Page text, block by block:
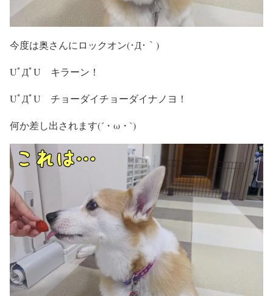
今度は奥さんにロックオン(･Д･｀)
UﾟДﾟU キラーン！
UﾟДﾟU チョーダイチョーダイナノヨ！
何か差し出されます(´・ω・`)